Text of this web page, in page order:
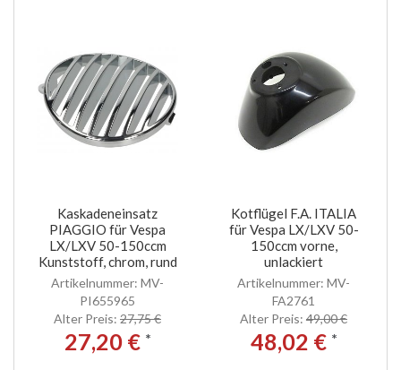
Kaskadeneinsatz
PIAGGIO für Vespa
LX/LXV 50-150ccm
Kunststoff, chrom, rund
Artikelnummer: MV-
PI655965
Alter Preis: 27,75 €
27,20 € *
Kotflügel F.A. ITALIA
für Vespa LX/LXV 50-
150ccm vorne,
unlackiert
Artikelnummer: MV-
FA2761
Alter Preis: 49,00 €
48,02 € *